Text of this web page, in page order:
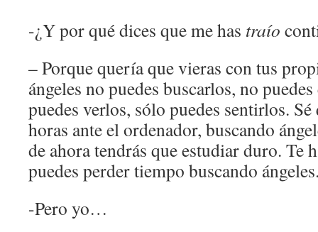
-¿Y por qué dices que me has traío
– Porque quería que vieras con tus
ángeles no puedes buscarlos, no
puedes verlos, sólo puedes sentirlos. Sé
horas ante el ordenador, buscando
de ahora tendrás que estudiar duro. Te
puedes perder tiempo buscando
-Pero yo…